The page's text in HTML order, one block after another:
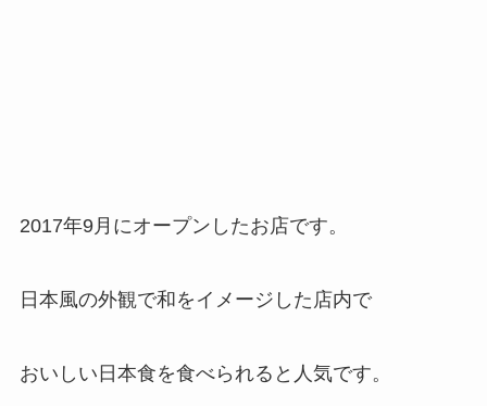
2017年9月にオープンしたお店です。
日本風の外観で和をイメージした店内で
おいしい日本食を食べられると人気です。